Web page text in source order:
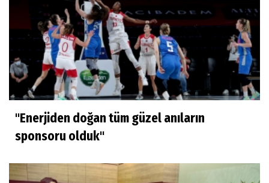
"Enerjiden doğan tüm güzel anıların
sponsoru olduk"